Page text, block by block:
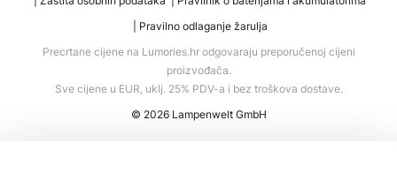
Pravilno odlaganje žarulja
Precrtane cijene na Lumories.hr odgovaraju preporučenoj cijeni
proizvođača.
Sve cijene u EUR, uklj. 25% PDV-a i bez troškova dostave.
© 2026 Lampenwelt GmbH